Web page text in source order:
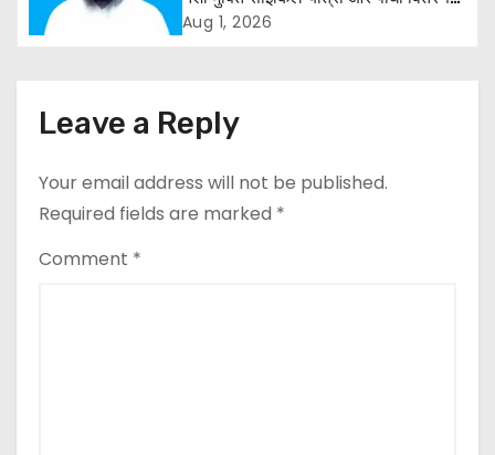
a
o
n
कार्यक्रम
Aug 1, 2026
Leave a Reply
Your email address will not be published.
Required fields are marked *
Comment *